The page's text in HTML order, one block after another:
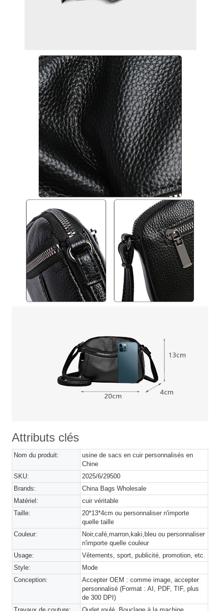
Attributs clés
Nom du produit:
usine de sacs en cuir personnalisés en
Chine
SKU:
2025/6/29500
Brands:
China Bags Wholesale
Matériel:
cuir véritable
Taille:
20*13*4cm ou personnaliser n'importe
quelle taille
Couleur:
Noir,café,marron,kaki,bleu ou personnaliser
n'importe quelle couleur
Usage:
Vêtements, sport, publicité, promotion, etc.
Style:
Mode
Conception:
Accepter OEM : comme image, accepter
personnalisé (Format : AI, PDF, TIF, plus
de 300 DPI)